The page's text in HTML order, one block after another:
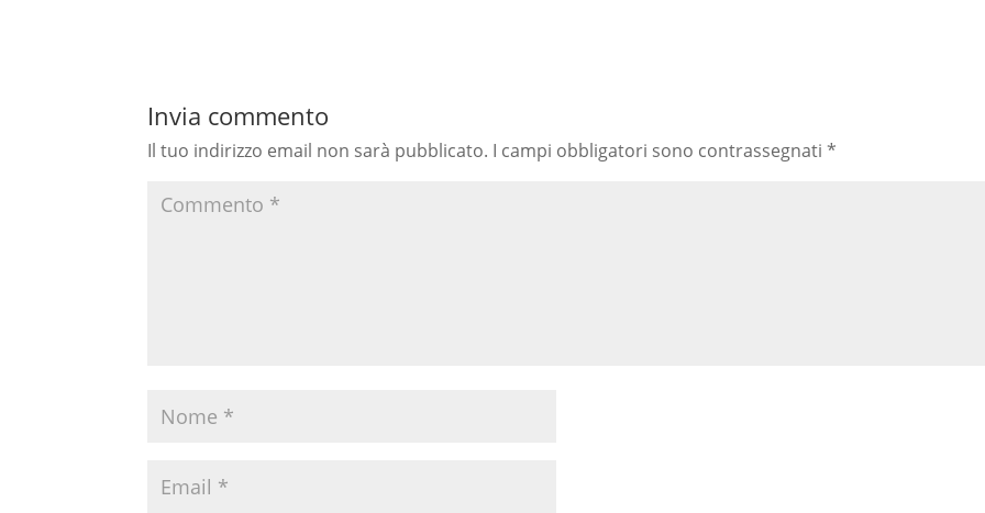
Invia commento
Il tuo indirizzo email non sarà pubblicato. I campi obbligatori sono contrassegnati*